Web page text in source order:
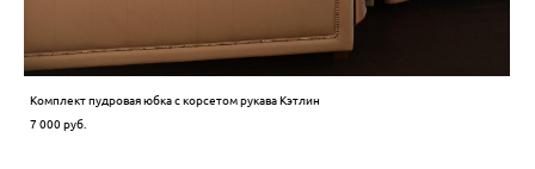
Комплект пудровая юбка с корсетом рукава Кэтлин
7 000 pуб.